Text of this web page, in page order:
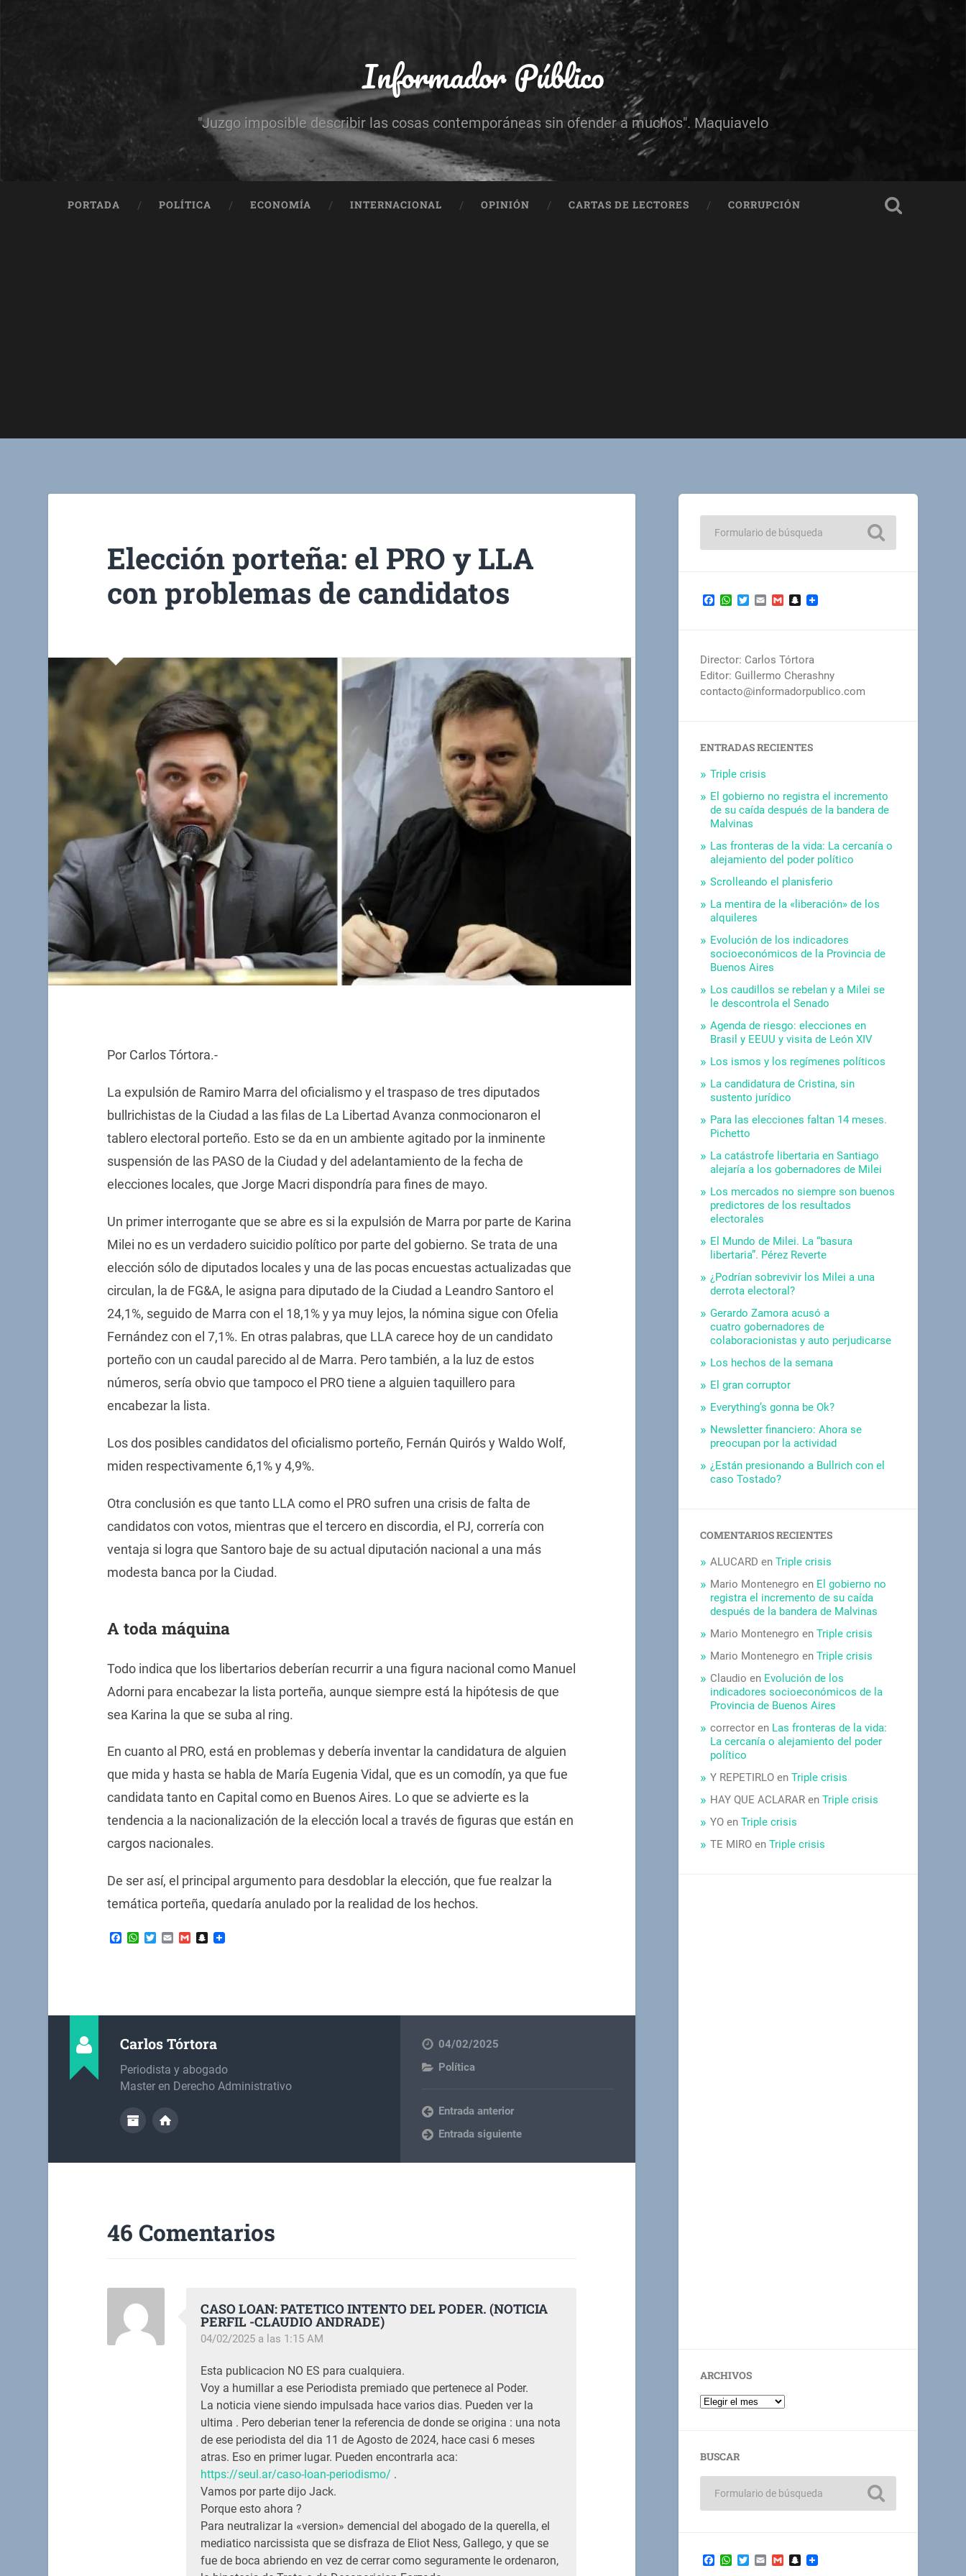
Informador Público
"Juzgo imposible describir las cosas contemporáneas sin ofender a muchos". Maquiavelo
PORTADA POLÍTICA ECONOMÍA INTERNACIONAL OPINIÓN CARTAS DE LECTORES CORRUPCIÓN
Elección porteña: el PRO y LLA
con problemas de candidatos
Por Carlos Tórtora.-
La expulsión de Ramiro Marra del oficialismo y el traspaso de tres diputados
bullrichistas de la Ciudad a las filas de La Libertad Avanza conmocionaron el
tablero electoral porteño. Esto se da en un ambiente agitado por la inminente
suspensión de las PASO de la Ciudad y del adelantamiento de la fecha de
elecciones locales, que Jorge Macri dispondría para fines de mayo.
Un primer interrogante que se abre es si la expulsión de Marra por parte de Karina
Milei no es un verdadero suicidio político por parte del gobierno. Se trata de una
elección sólo de diputados locales y una de las pocas encuestas actualizadas que
circulan, la de FG&A, le asigna para diputado de la Ciudad a Leandro Santoro el
24,1%, seguido de Marra con el 18,1% y ya muy lejos, la nómina sigue con Ofelia
Fernández con el 7,1%. En otras palabras, que LLA carece hoy de un candidato
porteño con un caudal parecido al de Marra. Pero también, a la luz de estos
números, sería obvio que tampoco el PRO tiene a alguien taquillero para
encabezar la lista.
Los dos posibles candidatos del oficialismo porteño, Fernán Quirós y Waldo Wolf,
miden respectivamente 6,1% y 4,9%.
Otra conclusión es que tanto LLA como el PRO sufren una crisis de falta de
candidatos con votos, mientras que el tercero en discordia, el PJ, correría con
ventaja si logra que Santoro baje de su actual diputación nacional a una más
modesta banca por la Ciudad.
A toda máquina
Todo indica que los libertarios deberían recurrir a una figura nacional como Manuel
Adorni para encabezar la lista porteña, aunque siempre está la hipótesis de que
sea Karina la que se suba al ring.
En cuanto al PRO, está en problemas y debería inventar la candidatura de alguien
que mida y hasta se habla de María Eugenia Vidal, que es un comodín, ya que fue
candidata tanto en Capital como en Buenos Aires. Lo que se advierte es la
tendencia a la nacionalización de la elección local a través de figuras que están en
cargos nacionales.
De ser así, el principal argumento para desdoblar la elección, que fue realzar la
temática porteña, quedaría anulado por la realidad de los hechos.
Facebook
WhatsApp
Twitter
EmailGmailSnapchat
Carlos Tórtora
Periodista y abogado
Master en Derecho Administrativo
04/02/2025
Política
Entrada anterior
Entrada siguiente
46 Comentarios
CASO LOAN: PATETICO INTENTO DEL PODER. (NOTICIA
PERFIL -CLAUDIO ANDRADE)
04/02/2025 a las 1:15 AM
Esta publicacion NO ES para cualquiera.
Voy a humillar a ese Periodista premiado que pertenece al Poder.
La noticia viene siendo impulsada hace varios dias. Pueden ver la
ultima . Pero deberian tener la referencia de donde se origina : una nota
de ese periodista del dia 11 de Agosto de 2024, hace casi 6 meses
atras. Eso en primer lugar. Pueden encontrarla aca:
https://seul.ar/caso-loan-periodismo/ .
Vamos por parte dijo Jack.
Porque esto ahora ?
Para neutralizar la «version» demencial del abogado de la querella, el
mediatico narcissista que se disfraza de Eliot Ness, Gallego, y que se
fue de boca abriendo en vez de cerrar como seguramente le ordenaron,
Facebook
WhatsApp
TwitterEmailGmailSnapchat
Director: Carlos Tórtora
Editor: Guillermo Cherashny
contacto@informadorpublico.com
ENTRADAS RECIENTES
Triple crisis
El gobierno no registra el incremento
de su caída después de la bandera de
Malvinas
Las fronteras de la vida: La cercanía o
alejamiento del poder político
Scrolleando el planisferio
La mentira de la «liberación» de los
alquileres
Evolución de los indicadores
socioeconómicos de la Provincia de
Buenos Aires
Los caudillos se rebelan y a Milei se
le descontrola el Senado
Agenda de riesgo: elecciones en
Brasil y EEUU y visita de León XIV
Los ismos y los regímenes políticos
La candidatura de Cristina, sin
sustento jurídico
Para las elecciones faltan 14 meses.
Pichetto
La catástrofe libertaria en Santiago
alejaría a los gobernadores de Milei
Los mercados no siempre son buenos
predictores de los resultados
electorales
El Mundo de Milei. La “basura
libertaria”. Pérez Reverte
¿Podrían sobrevivir los Milei a una
derrota electoral?
Gerardo Zamora acusó a
cuatro gobernadores de
colaboracionistas y auto perjudicarse
Los hechos de la semana
El gran corruptor
Everything’s gonna be Ok?
Newsletter financiero: Ahora se
preocupan por la actividad
¿Están presionando a Bullrich con el
caso Tostado?
COMENTARIOS RECIENTES
ALUCARD enTriple crisis
Mario Montenegro en El gobierno no
registra el incremento de su caída
después de la bandera de Malvinas
Mario Montenegro enTriple crisis
Mario Montenegro enTriple crisis
Claudio en Evolución de los
indicadores socioeconómicos de la
Provincia de Buenos Aires
corrector en Las fronteras de la vida:
La cercanía o alejamiento del poder
político
Y REPETIRLO enTriple crisis
HAY QUE ACLARAR enTriple crisis
YO enTriple crisis
TE MIRO enTriple crisis
ARCHIVOS
BUSCAR
Facebook
WhatsApp
TwitterEmailGmailSnapchat